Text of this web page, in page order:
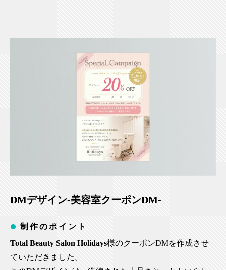
DMデザイン-美容室クーポンDM-
制作のポイント
Total Beauty Salon Holidays様のクーポンDMを作成させ
ていただきました。